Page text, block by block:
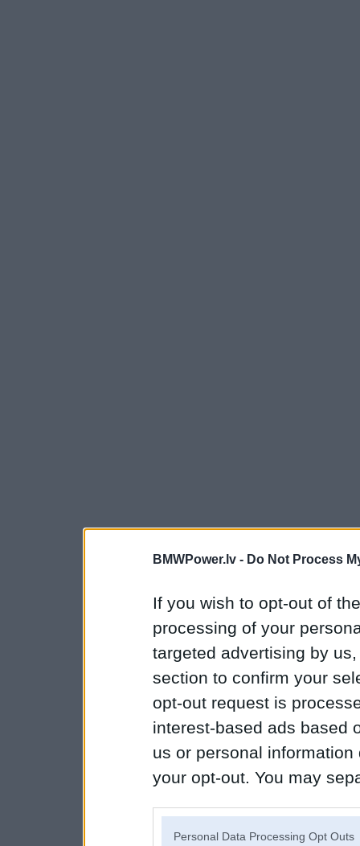
BMWPower.lv - Do Not Process
If you wish to opt-out of
processing of your
targeted advertising by
section to confirm your
opt-out request is
interest-based ads based
us or personal
your opt-out. You may
Personal Data Processing Opt Outs